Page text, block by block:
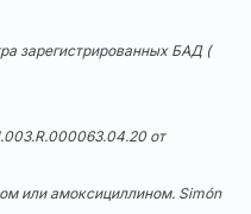
зарегистрированных БАД (
от
или амоксициллином. Simón